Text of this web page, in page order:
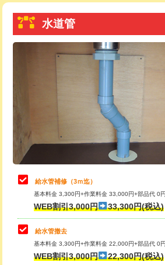
給水管工事※（ライニング鋼管・銅
管・ポリ管・HT管使用/3ｍまで)
給水管工事※（ライニング鋼管・銅
管・ポリ管・HT管使用/3ｍ超え)
排水管工事（土の掘削・埋め戻し作
排水管工事（排水管工事/3ｍまで）
排水管工事（追加 排水管工事/3ｍ超
マス交換（土の掘削・埋め戻し作業）
マス交換（深さ50㎝未満）
マス交換（深さ50㎝以上）
コンクリート斫り（厚さ10㎝まで）
トーラー機使用/3mまで
追加トーラー機使用/3m超え
止水・漏水調査・防水処理・清掃・修
理・調整・分解・加工など（軽作業）
止水・漏水調査・防水処理・清掃・修
理・調整・分解・加工など（中作業）
止水・漏水調査・防水処理・清掃・修
理・調整・分解・加工など（重作業）
その他部品の脱着
交換・取付（タンク）
水道管
給水管補修（3ｍ迄）
基本料金 3,300円+作業料金 33,000円+部品代 0
WEB割引3,000円 33,300円(税込)
給水管撤去
基本料金 3,300円+作業料金 22,000円+部品代 0
WEB割引3,000円 22,300円(税込)